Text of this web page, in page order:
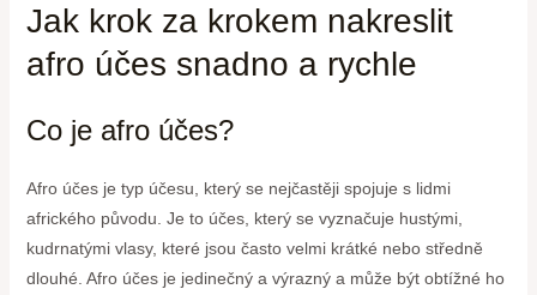
Jak krok za krokem nakreslit
afro účes snadno a rychle
Co je afro účes?
Afro účes je typ účesu, který se nejčastěji spojuje s lidmi
afrického původu. Je to účes, který se vyznačuje hustými,
kudrnatými vlasy, které jsou často velmi krátké nebo středně
dlouhé. Afro účes je jedinečný a výrazný a může být obtížné ho